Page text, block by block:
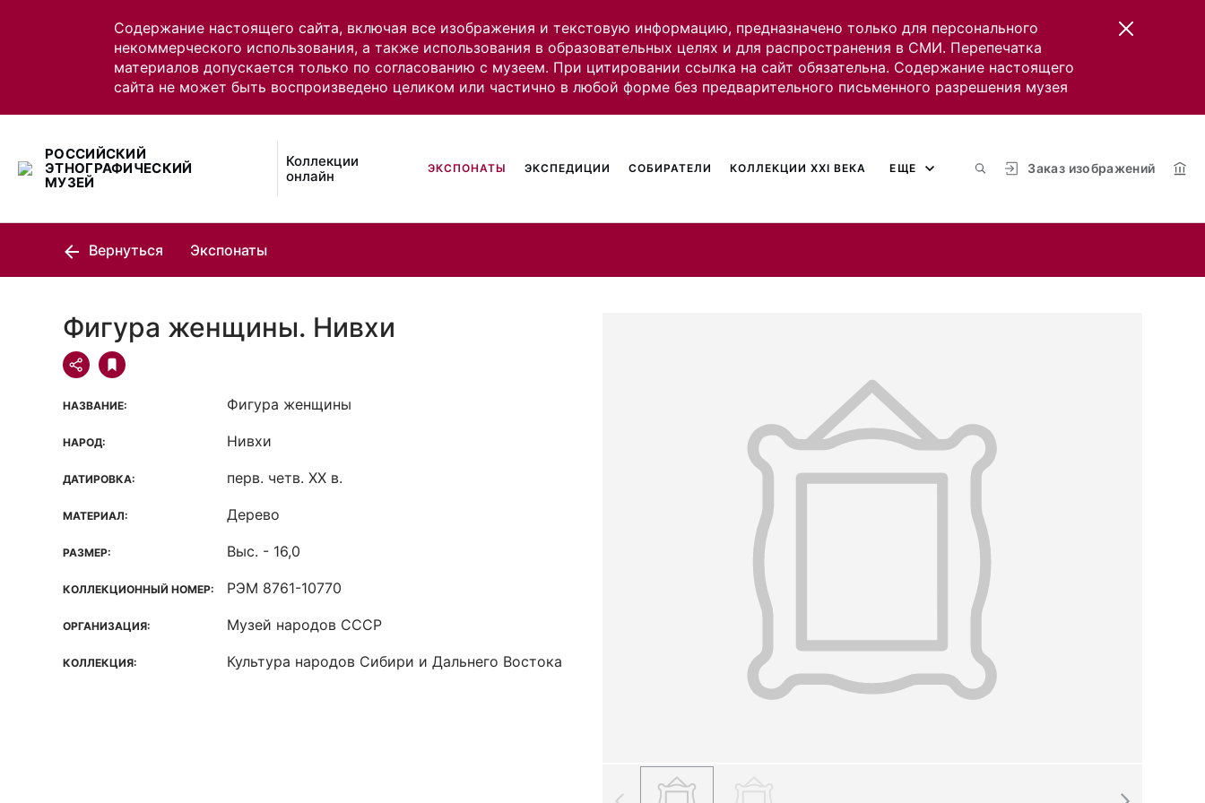
Содержание настоящего сайта, включая все изображения и текстовую информацию, предназначено только для персонального
некоммерческого использования, а также использования в образовательных целях и для распространения в СМИ. Перепечатка
материалов допускается только по согласованию с музеем. При цитировании ссылка на сайт обязательна. Содержание настоящего
сайта не может быть воспроизведено целиком или частично в любой форме без предварительного письменного разрешения музея
РОССИЙСКИЙ
ЭТНОГРАФИЧЕСКИЙ
МУЗЕЙ
Коллекции
онлайн
Заказ изображений
ЭКСПОНАТЫ ЭКСПЕДИЦИИ СОБИРАТЕЛИ КОЛЛЕКЦИИ XXI ВЕКА ЕЩЕ
Вернуться Экспонаты
Фигура женщины. Нивхи
НАЗВАНИЕ: Фигура женщины
НАРОД: Нивхи
ДАТИРОВКА: перв. четв. XX в.
МАТЕРИАЛ: Дерево
РАЗМЕР: Выс. - 16,0
КОЛЛЕКЦИОННЫЙ НОМЕР: РЭМ 8761-10770
ОРГАНИЗАЦИЯ: Музей народов СССР
КОЛЛЕКЦИЯ: Культура народов Сибири и Дальнего Востока